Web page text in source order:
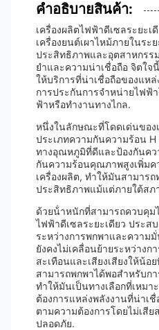
คําอธิบายสินค้า:
เครื่องผลิตไฟฟ้าดีเซลระยะเ
เครื่องยนต์เผาไหม้ภายในระ
ประสิทธิภาพและอุตสาหกรร
ยําและความน่าเชื่อถือ จิตใจ
ให้บริการที่น่าเชื่อถือของแห
การประกันการจําหน่ายไฟฟ้
ฟ้าหรือทํางานทางไกล.
หนึ่งในลักษณะที่โดดเด่นของ
ประเภทความกันความร้อน
ทางอุณหภูมิที่ดีและป้องกันคว
กันความร้อนคุณภาพสูงเพิ่ม
เครื่องผลิต, ทําให้มันสามารถ
ประสิทธิภาพแม้แต่ภายใต้สภ
ด้วยน้ําหนักที่สามารถควบคุม
ไฟฟ้าดีเซลระยะเดียว ประ
ระหว่างการพกพาและควา
ยังคงไม่เคลื่อนย้ายระหว่าง
สะเทือนและเสียงเสียงให้น้
สามารถพกพาได้พอสําหรับก
ทําให้มันเป็นทางเลือกที่เหม
ต้องการแหล่งพลังงานที่น่าเ
ตามความต้องการโดยไม่เสี
ปลอดภัย.